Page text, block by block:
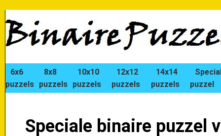
6x6
puzzels
8x8
puzzels
10x10
puzzels
12x12
puzzels
14x14
puzzels
puzzel
Speciale binaire puzzel